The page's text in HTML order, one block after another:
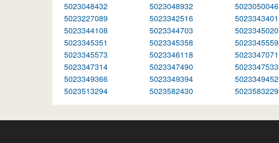
5023048432
5023048932 5023050046
5023227089
5023342516 5023343401
5023344108
5023344703 5023345020
5023345351
5023345358 5023345559
5023345573
5023346118 5023347071
5023347314
5023347490 5023347533
5023349366
5023349394 5023349452
5023513294
5023582430 5023583229